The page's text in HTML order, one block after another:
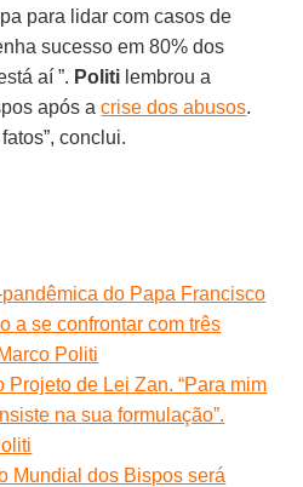
para lidar com casos de
sucesso em 80% dos
aí ”. Politi lembrou a
após acrise dos abusos.
conclui.
do Papa Francisco
a se confrontar com três
Politi
Projeto de Lei Zan. “Para mim
na sua formulação”.
Mundial dos Bispos será